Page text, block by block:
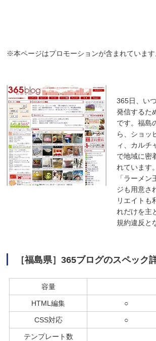
365日、い
発信するた
です。福島
ら、ショッ
ィ、カルチ
で地域に密
れています
「ラーメ
ジも用意さ
リエイトも
れだけを主
規約違反と
［福島県］365ブログのスペック
容量
HTML編集 ○
CSS対応 ○
テンプレート数